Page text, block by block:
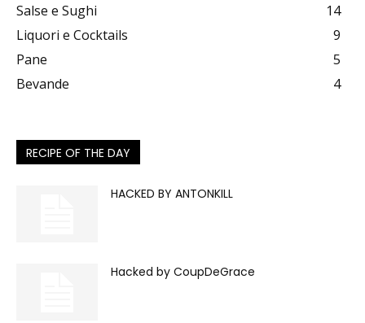
Salse e Sughi
14
Liquori e Cocktails
9
Pane
5
Bevande
4
RECIPE OF THE DAY
HACKED BY ANTONKILL
Hacked by CoupDeGrace